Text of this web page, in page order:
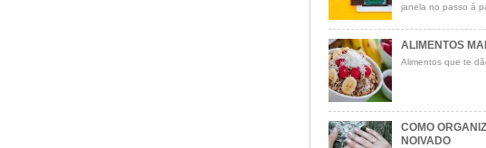
janela no passo á
ALIMENTOS
Alimentos que te
COMO
NOIVADO